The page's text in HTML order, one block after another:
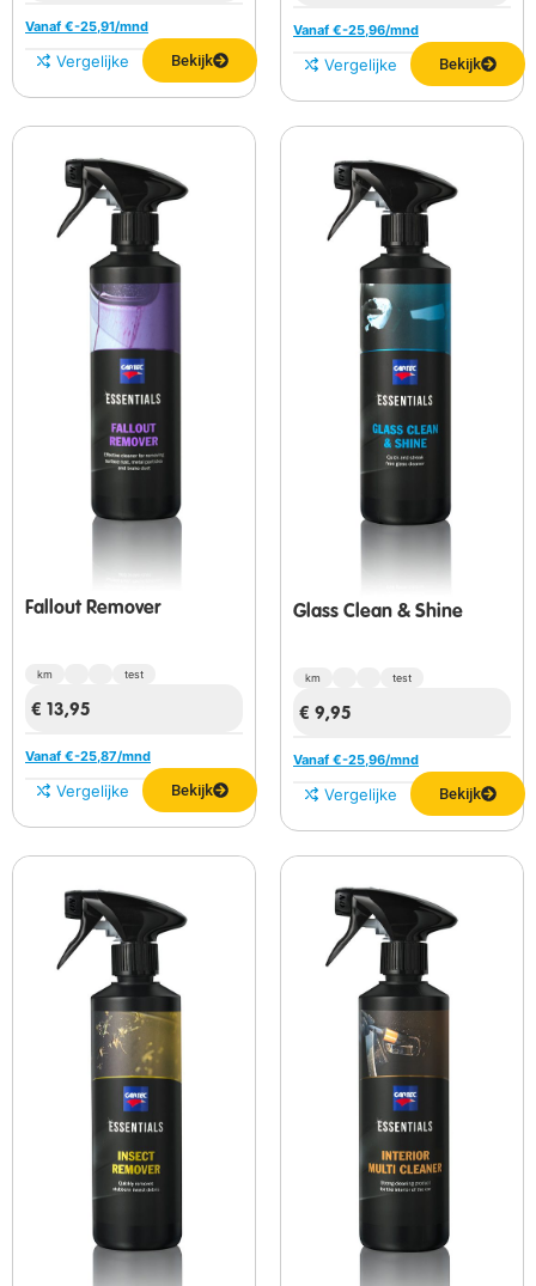
Vanaf €-25,91/mnd
Vergelijken Bekijk
Vanaf €-25,96/mnd
Vergelijken Bekijk
Fallout Remover
km test
€ 13,95
Vanaf €-25,87/mnd
Vergelijken Bekijk
Glass Clean & Shine
km test
€ 9,95
Vanaf €-25,96/mnd
Vergelijken Bekijk